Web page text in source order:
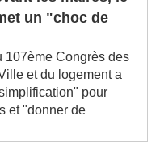
les maires, le
un "choc de
Congrès des
et du logement a
pour
et "donner de